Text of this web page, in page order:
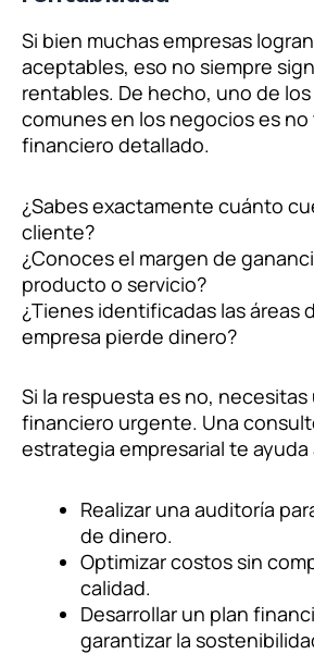
Si bien muchas empresas
aceptables, eso no siempre
rentables. De hecho, uno de
comunes en los negocios es
financiero detallado.
¿Sabes exactamente cuánto
cliente?
¿Conoces el margen de
producto o servicio?
¿Tienes identificadas las áreas
empresa pierde dinero?
Si la respuesta es no, necesitas
financiero urgente. Una
estrategia empresarial te ayuda
Realizar una auditoría
de dinero.
Optimizar costos sin
calidad.
Desarrollar un plan
garantizar la